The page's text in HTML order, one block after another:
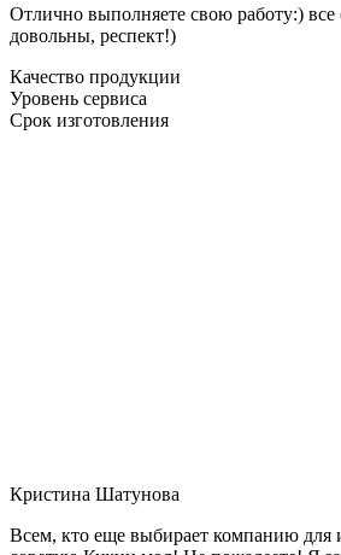
Отлично выполняете свою работу:) все
довольны, респект!)
Качество продукции
Уровень сервиса
Срок изготовления
Кристина Шатунова
Всем, кто еще выбирает компанию для